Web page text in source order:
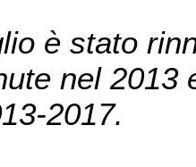
è stato
nel 2013
2017.